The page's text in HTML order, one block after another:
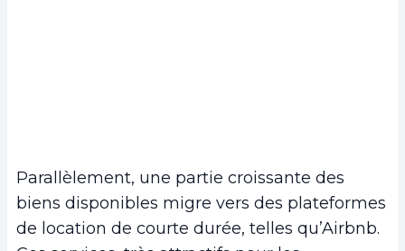
Parallèlement, une partie croissante des
biens disponibles migre vers des plateformes
de location de courte durée, telles qu’Airbnb.